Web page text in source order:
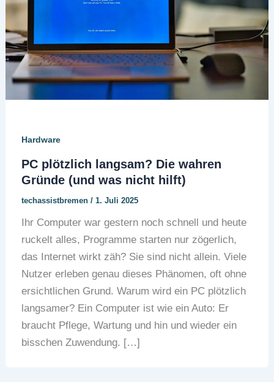
Hardware
PC plötzlich langsam? Die wahren
Gründe (und was nicht hilft)
techassistbremen / 1. Juli 2025
Ihr Computer war gestern noch schnell und heute
ruckelt alles, Programme starten nur zögerlich,
das Internet wirkt zäh? Sie sind nicht allein. Viele
Nutzer erleben genau dieses Phänomen, oft ohne
ersichtlichen Grund. Warum wird ein PC plötzlich
langsamer? Ein Computer ist wie ein Auto: Er
braucht Pflege, Wartung und hin und wieder ein
bisschen Zuwendung. […]